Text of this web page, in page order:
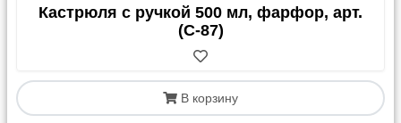
Кастрюля с ручкой 500 мл, фарфор, арт.
(С-87)
В корзину